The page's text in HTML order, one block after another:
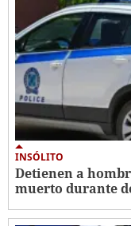
INSÓLITO
Detienen a
muerto durante